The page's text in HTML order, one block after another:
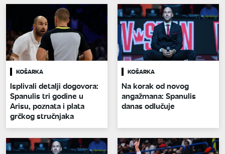
KOŠARKA
Isplivali detalji dogovora:
Spanulis tri godine u
Arisu, poznata i plata
grčkog stručnjaka
KOŠARKA
Na korak od novog
angažmana: Spanulis
danas odlučuje